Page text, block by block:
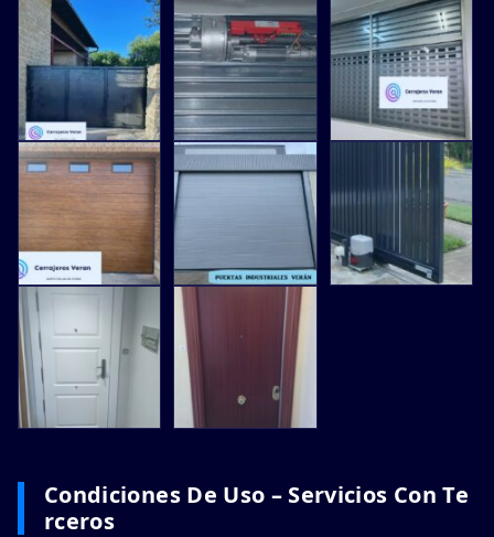
Condiciones De Uso – Servicios Con Te
Rceros